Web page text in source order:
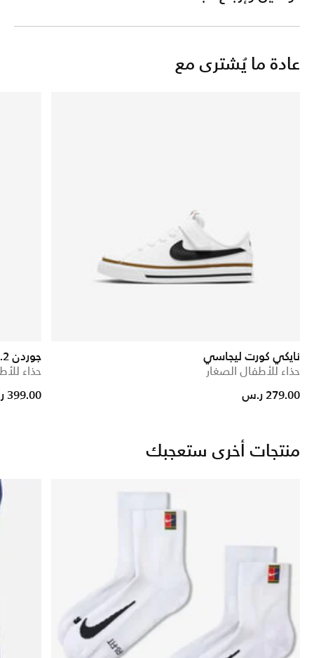
عادة ما يُشترى مع
نايكي كورت ليجاسي
حذاء للأطفال الصغار
279.00 ر.س
جوردن 23/7.2 ايزي اون
حذاء
399.00 ر.س
منتجات أخرى ستعجبك